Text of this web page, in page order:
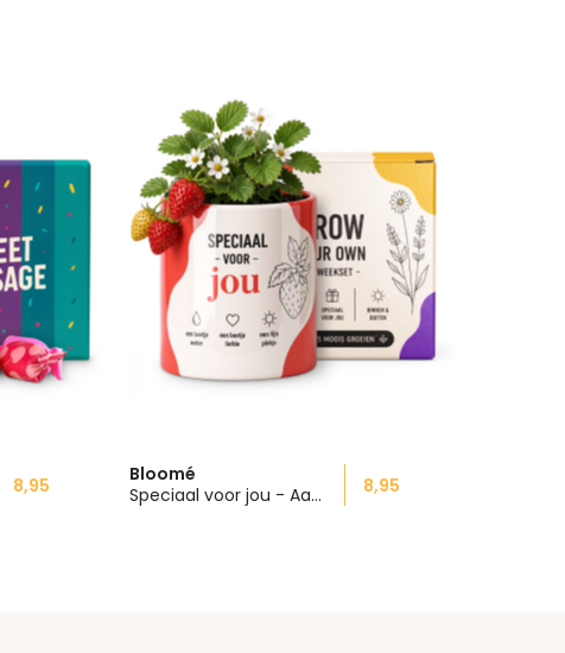
8,95
Bloomé
Speciaal voor jou - Aardbei Kweekset
8,95